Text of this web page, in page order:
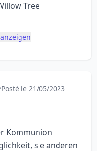
Tree
•Posté le 21/05/2023
Kommunion
sie anderen